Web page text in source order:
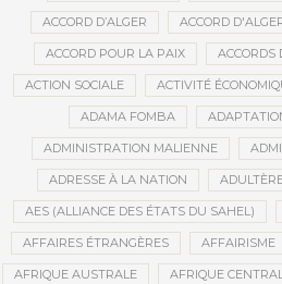
ACCORD D’ALGER ACCORD
ACCORD POUR LA PAIX ACCORDS
ACTION SOCIALE ACTIVITÉ
ADAMA FOMBA
ADMINISTRATION MALIENNE
ADRESSE À LA NATION
AES (ALLIANCE DES ÉTATS DU SAHEL)
AFFAIRES ÉTRANGÈRES AFFAIRISME
AFRIQUE AUSTRALE AFRIQUE